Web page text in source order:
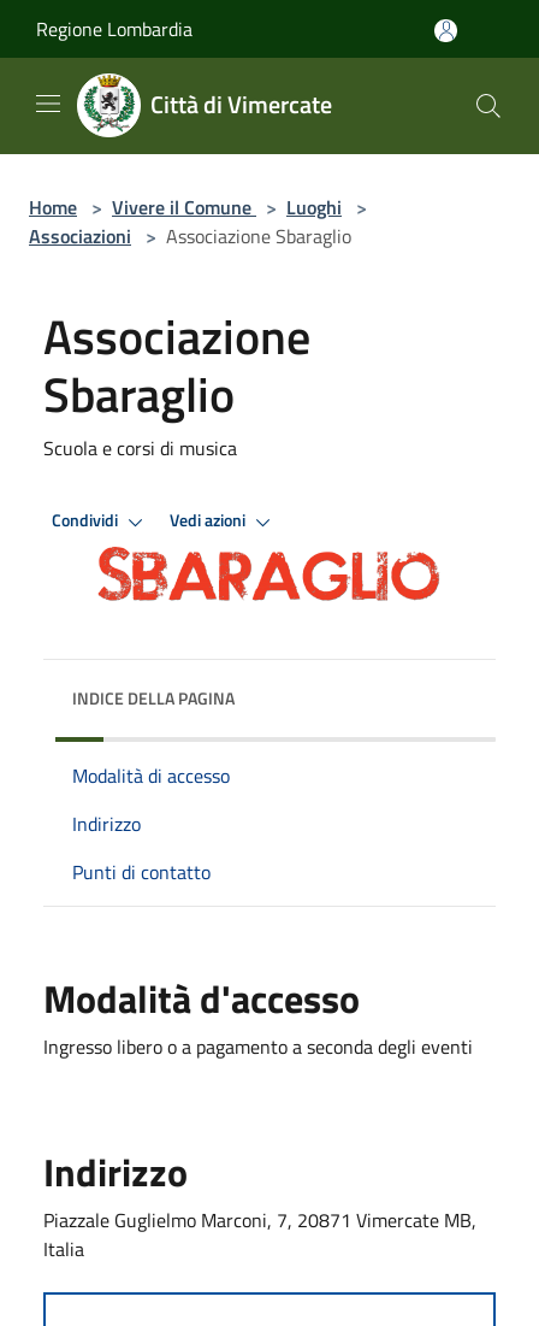
Regione Lombardia
Città di Vimercate
Home > Vivere il Comune > Luoghi >
Associazioni > Associazione Sbaraglio
Associazione
Sbaraglio
Scuola e corsi di musica
Condividi Vedi azioni
INDICE DELLA PAGINA
Modalità di accesso
Indirizzo
Punti di contatto
Modalità d'accesso
Ingresso libero o a pagamento a seconda degli eventi
Indirizzo
Piazzale Guglielmo Marconi, 7, 20871 Vimercate MB,
Italia